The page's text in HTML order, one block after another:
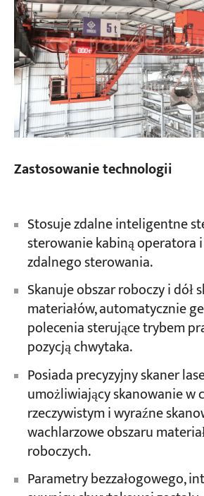
Zastosowanie technologii
Stosuje zdalne inteligentne
sterowanie kabiną operatora
zdalnego sterowania.
Skanuje obszar roboczy i dół
materiałów, automatycznie
polecenia sterujące trybem
pozycją chwytaka.
Posiada precyzyjny skaner
umożliwiający skanowanie w
rzeczywistym i wyraźne
wachlarzowe obszaru
roboczych.
Parametry bezzałogowego,